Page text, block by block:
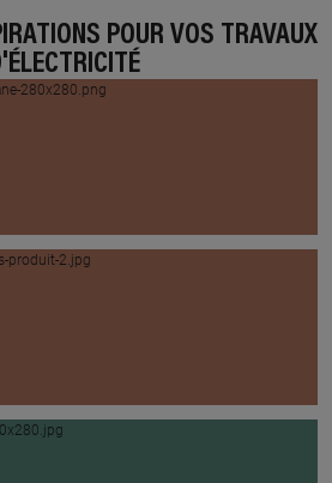
POUR VOS TRAVAUX